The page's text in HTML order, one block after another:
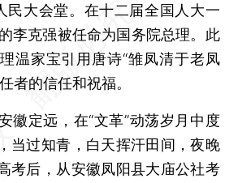
大会堂。在十二届全国人大一
李克强被任命为国务院总理。此
温家宝引用唐诗“雏凤清于老凤
者的信任和祝福。
定远，在“文革”动荡岁月中度
当过知青，白天挥汗田间，夜晚
考后，从安徽凤阳县大庙公社考